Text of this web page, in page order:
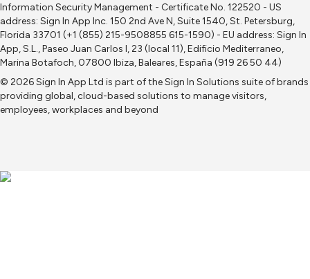
Information Security Management - Certificate No. 122520 - US
address: Sign In App Inc. 150 2nd Ave N, Suite 1540, St. Petersburg,
Florida 33701 (+1 (855) 215-9508855 615-1590) - EU address: Sign In
App, S.L., Paseo Juan Carlos I, 23 (local 11), Edificio Mediterraneo,
Marina Botafoch, 07800 Ibiza, Baleares, España (919 26 50 44)
© 2026 Sign In App Ltd is part of theSign In Solutions suite of brands
providing global, cloud-based solutions to manage visitors,
employees, workplaces and beyond